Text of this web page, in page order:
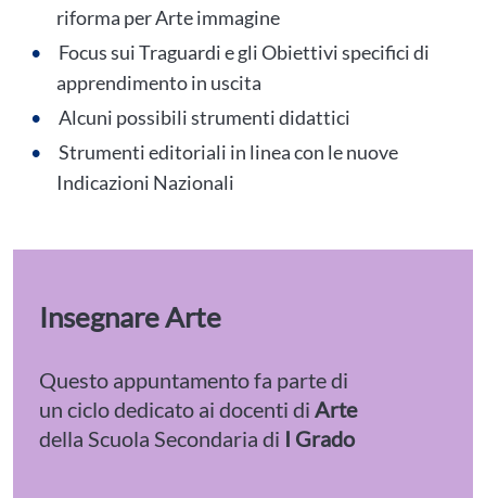
riforma per Arte immagine
Focus sui Traguardi e gli Obiettivi specifici di
apprendimento in uscita
Alcuni possibili strumenti didattici
Strumenti editoriali in linea con le nuove
Indicazioni Nazionali
Insegnare Arte
Questo appuntamento fa parte di
un ciclo dedicato ai docenti di Arte
della Scuola Secondaria di I Grado